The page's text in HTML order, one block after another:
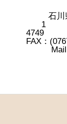
石川
1
FAX